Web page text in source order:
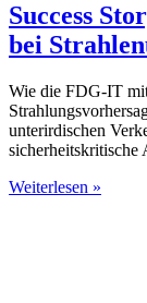
Success
bei
Wie die FDG-IT
unterirdischen
Weiterlesen »